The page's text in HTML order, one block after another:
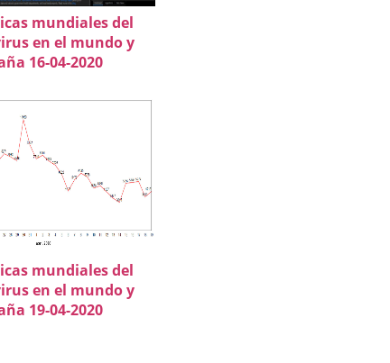
mundiales del
en el mundo y
16-04-2020
mundiales del
en el mundo y
19-04-2020